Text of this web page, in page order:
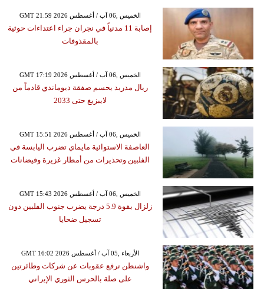
GMT 21:59 2026 الخميس ,06 آب / أغسطس
إصابة 11 مدنياً في نجران جراء اعتداءات حوثية
بالمقذوفات
GMT 17:19 2026 الخميس ,06 آب / أغسطس
ريال مدريد يحسم صفقة ديوماندي قادماً من
لايبزيغ حتى 2033
GMT 15:51 2026 الخميس ,06 آب / أغسطس
العاصفة الاستوائية مايماي تضرب اليابسة في
الفلبين وتحذيرات من أمطار غزيرة وفيضانات
GMT 15:43 2026 الخميس ,06 آب / أغسطس
زلزال بقوة 5.9 درجة يضرب جنوب الفلبين دون
تسجيل ضحايا
GMT 16:02 2026 الأربعاء ,05 آب / أغسطس
واشنطن ترفع عقوبات عن شركات وطائرتين
على صلة بالحرس الثوري الإيراني